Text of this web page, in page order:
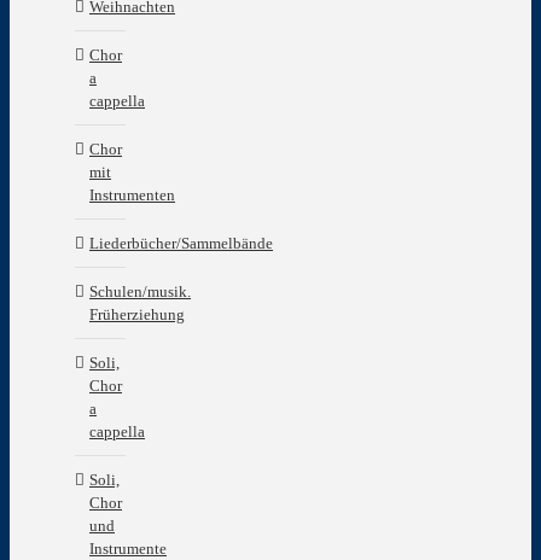
Weihnachten
Chor
a
cappella
Chor
mit
Instrumenten
Liederbücher/Sammelbände
Schulen/musik.
Früherziehung
Soli,
Chor
a
cappella
Soli,
Chor
und
Instrumente